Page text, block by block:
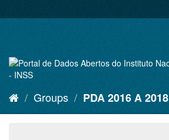
to
Groups PDA 2016 A 2018